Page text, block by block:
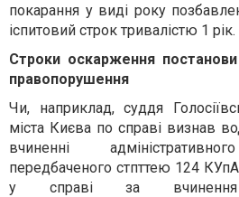
покарання у виді року
іспитовий строк тривалістю 1 рік.
Строки оскарження постанови
правопорушення
Чи, наприклад, суддя
міста Києва по справі визнав
вчиненні
передбаченого стпттею 124
у справі за вчинення